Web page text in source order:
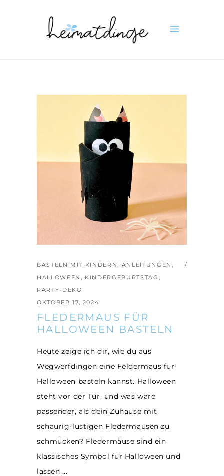
BASTELN MIT KINDERN, ANLEITUNGEN ,
HALLOWEEN , KINDERGEBURTSTAG ,
PARTY-DEKO
OKTOBER 17, 2024
FLEDERMAUS FÜR
HALLOWEEN BASTELN
Heute zeige ich dir, wie du aus
Wegwerfdingen eine Feldermaus für
Halloween basteln kannst. Halloween
steht vor der Tür, und was wäre
passender, als dein Zuhause mit
schaurig-lustigen Fledermäusen zu
schmücken? Fledermäuse sind ein
klassisches Symbol für Halloween und
lassen